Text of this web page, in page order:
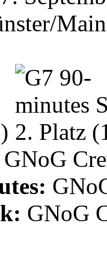
GNoG
GNoG